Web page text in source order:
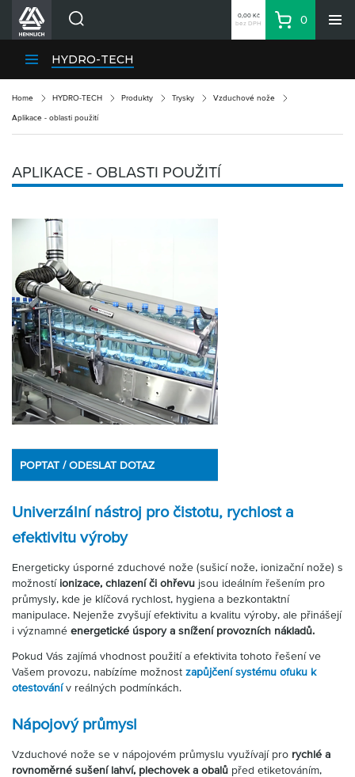
Divize HENNLICH
Blog
O firmě
Přihlásit se
CZK
Nákupní seznam
Partner Zone
0,00 Kč
bez DPH
Košík
0
HYDRO-TECH
Home HYDRO-TECH Produkty Trysky Vzduchové nože
Aplikace - oblasti použití
APLIKACE - OBLASTI POUŽITÍ
POPTAT / ODESLAT DOTAZ
Univerzální nástroj pro čistotu, rychlost a
efektivitu výroby
Energeticky úsporné zduchové nože (sušicí nože, ionizační nože) s
možnostíionizace, chlazení či ohřevu jsou ideálním řešením pro
průmysly, kde je klíčová rychlost, hygiena a bezkontaktní
manipulace. Nejenže zvyšují efektivitu a kvalitu výroby, ale přinášejí
i významné energetické úspory a snížení provozních nákladů.
Pokud Vás zajímá vhodnost použití a efektivita tohoto řešení ve
Vašem provozu, nabízíme možnost zapůjčení systému ofuku k
otestovánív reálných podmínkách.
Nápojový průmysl
Vzduchové nože se v nápojovém průmyslu využívají pro rychlé a
rovnoměrné sušení lahví, plechovek a obalů před etiketováním,